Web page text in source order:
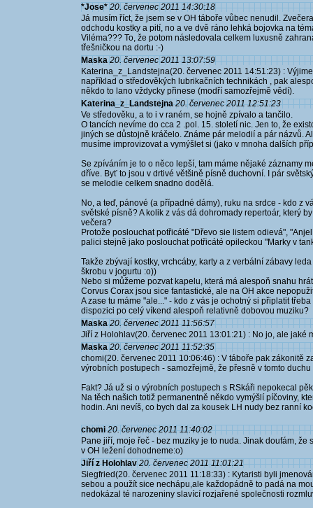
*Jose* 20. červenec 2011 14:30:18
Já musím říct, že jsem se v OH táboře vůbec nenudil.
odchodu kostky a pití, no a ve dvě ráno lehká bojovka na
Viléma??? To, že potom následovala celkem luxusně
třešničkou na dortu :-)
Maska 20. červenec 2011 13:07:59
Katerina_z_Landstejna(20. červenec 2011 14:51:23) :
například o středověkých lubrikačních technikách , pak
někdo to lano vždycky přinese (modří samozřejmě vědí).
Katerina_z_Landstejna 20. červenec 2011 12:51:23
Ve středověku, a to i v raném, se hojně zpívalo a tančilo.
O tancích nevíme do cca 2 .pol. 15. století nic. Jen to, že
jiných se důstojně kráčelo. Známe pár melodií a pár názvů.
musíme improvizovat a vymýšlet si (jako v mnoha dalších
Se zpíváním je to o něco lepší, tam máme nějaké záznamy
dříve. Byť to jsou v drtivé většině písně duchovní. I pár
se melodie celkem snadno dodělá.
No, a teď, pánové (a případné dámy), ruku na srdce - kdo z
světské písně? A kolik z vás dá dohromady repertoár, který
večera?
Protože poslouchat potřicáté "Dřevo sie listem odievá",
palici stejně jako poslouchat potřicáté opileckou "Marky v
Takže zbývají kostky, vrchcáby, karty a z verbální zábavy
škrobu v jogurtu :o))
Nebo si můžeme pozvat kapelu, která má alespoň snahu
Corvus Corax jsou sice fantastické, ale na OH akce
A zase tu máme "ale..." - kdo z vás je ochotný si připlatit
dispozici po celý víkend alespoň relativně dobovou muziku?
Maska 20. červenec 2011 11:56:57
Jiří z Holohlav(20. červenec 2011 13:01:21) : No jo, ale jaké
Maska 20. červenec 2011 11:52:35
chomi(20. červenec 2011 10:06:46) : V táboře pak zákonitě
výrobních postupech - samozřejmě, že přesně v tomto
Fakt? Já už si o výrobních postupech s RSkáři nepokecal
Na těch našich totiž permanentně někdo vymýšlí píčoviny,
hodin. Ani nevíš, co bych dal za kousek LH nudy bez ranní
chomi 20. červenec 2011 11:40:02
Pane jiří, moje řeč - bez muziky je to nuda. Jinak doufám,
v OH ležení dohodneme:o)
Jiří z Holohlav 20. červenec 2011 11:01:21
Siegfried(20. červenec 2011 11:18:33) : Kytaristi byli
sebou a použít sice nechápu,ale každopádně to padá na
nedokázal té narozeniny slavící rozjařené společnosti